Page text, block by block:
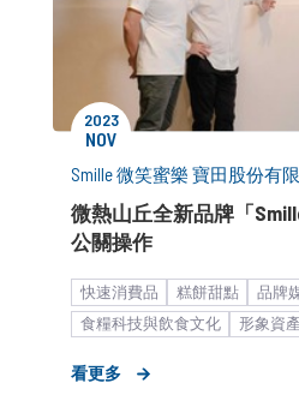
2023
NOV
Smille 微笑蜜樂 寶田股份有
微熱山丘全新品牌「
公關操作
快速消費品 糕餅甜點
品牌
食糧科技與飲食文化
形象資
看更多